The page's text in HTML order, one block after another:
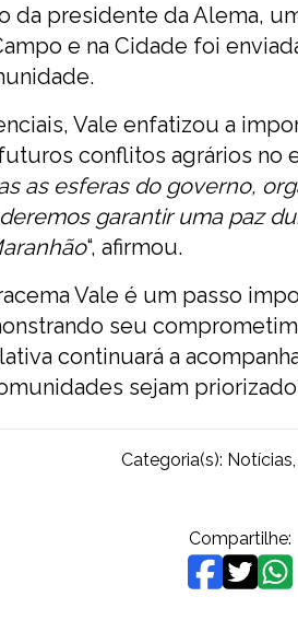
da presidente da Alema,
e na Cidade foi
Vale enfatizou a
conflitos agrários no
as esferas do governo,
garantir uma paz
“, afirmou.
Vale é um passo
seu
continuará a
sejam
Categoria(s): Notícias
Compartilhe: